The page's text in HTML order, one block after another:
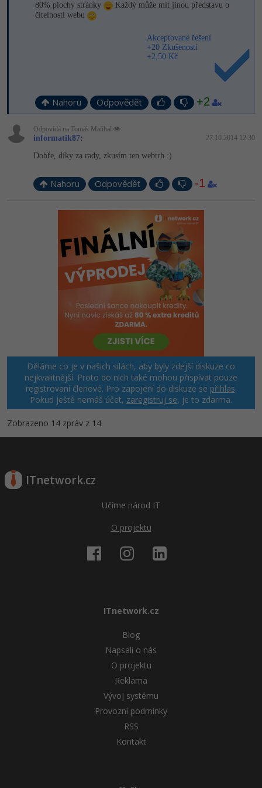
80% plochy stránky
Každý může mít jinou představu o
čitelnosti webu
Akceptované řešení
+20 Zkušeností
+2,50 Kč
Nahoru Odpovědět +2
Odpovídá na Tomáš Maňhal
informatik87: 27.10.2014 12:30
Dobře, díky za rady, zkusím ten webtrh.:)
Nahoru Odpovědět -1
Děláme co je v našich silách, aby byly zdejší diskuze co
nejkvalitnější. Proto do nich také mohou přispívat pouze
registrovaní členové. Pro zapojení do diskuze se přihlas.
Pokud ještě nemáš účet, zaregistruj se, je to zdarma.
Zobrazeno 14 zpráv z 14.
ITnetwork.cz
Učíme národ IT
O projektu
ITnetwork.cz
Blog
Napsali o nás
O projektu
Reklama
Vývoj systému
Provozní podmínky
RSS
Kontakt